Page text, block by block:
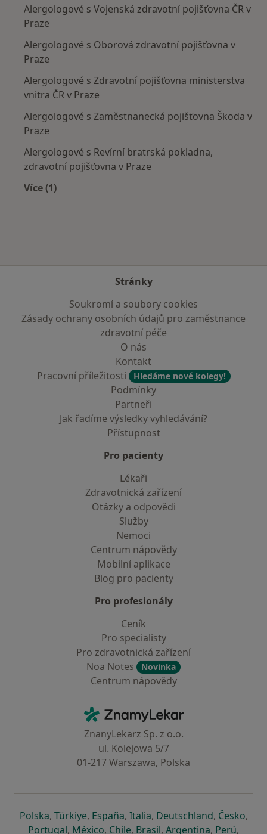
Alergologové s Vojenská zdravotní pojišťovna ČR v
Praze
Alergologové s Oborová zdravotní pojišťovna v
Praze
Alergologové s Zdravotní pojišťovna ministerstva
vnitra ČR v Praze
Alergologové s Zaměstnanecká pojišťovna Škoda v
Praze
Alergologové s Revírní bratrská pokladna,
zdravotní pojišťovna v Praze
Více (1)
Stránky
Soukromí a soubory cookies
Zásady ochrany osobních údajů pro zaměstnance
zdravotní péče
O nás
Kontakt
Pracovní příležitosti
Hledáme nové kolegy!
Podmínky
Partneři
Jak řadíme výsledky vyhledávání?
Přístupnost
Pro pacienty
Lékaři
Zdravotnická zařízení
Otázky a odpovědi
Služby
Nemoci
Centrum nápovědy
Mobilní aplikace
Blog pro pacienty
Pro profesionály
Ceník
Pro specialisty
Pro zdravotnická zařízení
Noa Notes
Novinka
Centrum nápovědy
ZnamyLekar - Hlavní stránka
ZnanyLekarz Sp. z o.o.
ul. Kolejowa 5/7
01-217 Warszawa, Polska
Polskase otevře v nové záložce
, Türkiyese otevře v nové záložce
, Españase otevře v nové záložce
, Italiase otevře v nové záložce
, Deutschlandse otevře v
, Českose
,
Portugalse otevře v nové záložce
, Méxicose otevře v nové záložce
, Chilese otevře v nové záložce
, Brasilse otevře v nové
, Argentinase otevře v
, Perúse
,